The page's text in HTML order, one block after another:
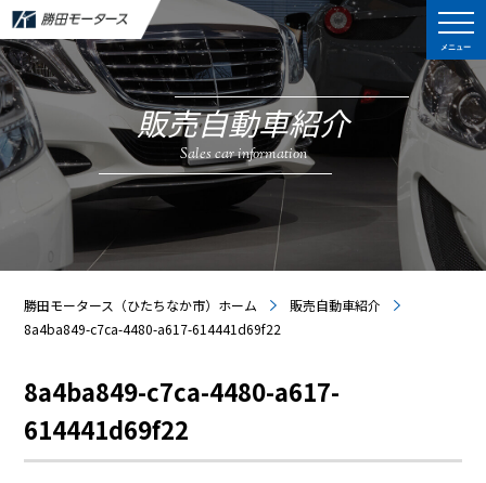
メニュー
販売自動車紹介
Sales car information
勝田モータース（ひたちなか市）ホーム
販売自動車紹介
8a4ba849-c7ca-4480-a617-614441d69f22
8a4ba849-c7ca-4480-a617-
614441d69f22